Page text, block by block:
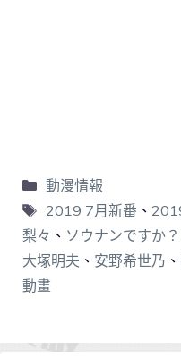
動漫情報
2019 7月新番 、
梨々 、 ソウナンですか？
大塚明夫 、 安野希世乃 、
動畫